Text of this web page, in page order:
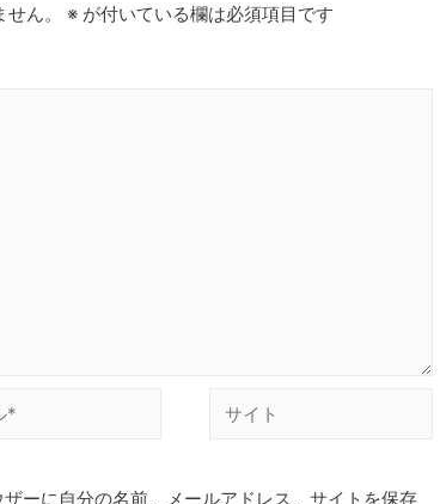
ん。 ※ が付いている欄は必須項目です
ーに自分の名前、メールアドレス、サイトを保存